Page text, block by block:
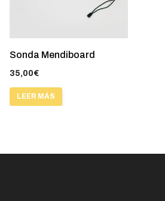
Sonda Mendiboard
35,00€
LEER MÁS